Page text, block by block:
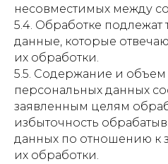
несовместимых между
5.4. Обработке
данные, которые
их обработки.
5.5. Содержание и
персональных данных
заявленным целям
избыточность
данных по отношению к
их обработки.